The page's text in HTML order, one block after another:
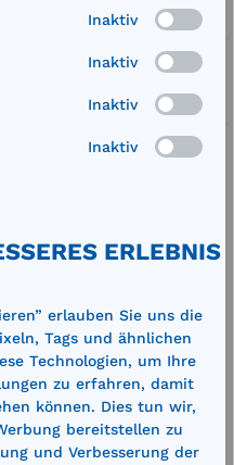
2-teilig kürzbar
Inaktiv
Inaktiv
Inaktiv
Inaktiv
ERLEBNIS
erlauben Sie uns die
Tags und ähnlichen
Technologien, um Ihre
zu erfahren, damit
können. Dies tun wir,
bereitstellen zu
und Verbesserung der